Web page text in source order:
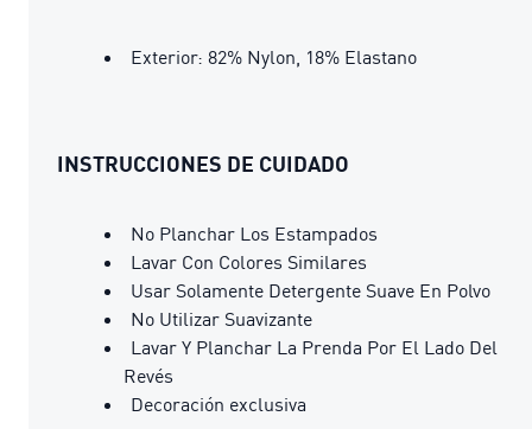
Exterior: 82% Nylon, 18% Elastano
INSTRUCCIONES DE CUIDADO
No Planchar Los Estampados
Lavar Con Colores Similares
Usar Solamente Detergente Suave En Polvo
No Utilizar Suavizante
Lavar Y Planchar La Prenda Por El Lado Del
Revés
Decoración exclusiva